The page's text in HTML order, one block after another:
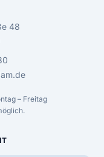
48
– Freitag